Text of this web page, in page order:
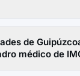
de
médico de